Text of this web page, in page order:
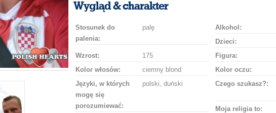
Wygląd & charakter
Stosunek do
palenia:
palę Alkohol:
Dzieci:
Wzrost:
175 Figura:
Kolor włosów:
ciemny blond Kolor oczu:
Języki, w których
mogę się
porozumiewać:
polski, duński Czego szukasz?:
Moja religia to: